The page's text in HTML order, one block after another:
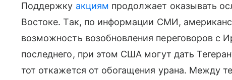
Поддержку акциям продолжает оказывать
Востоке. Так, по информации СМИ,
возможность возобновления переговоров с
последнего, при этом США могут дать
тот откажется от обогащения урана. Между